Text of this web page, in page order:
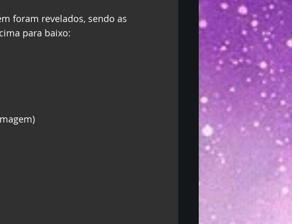
foram revelados, sendo as
para baixo: